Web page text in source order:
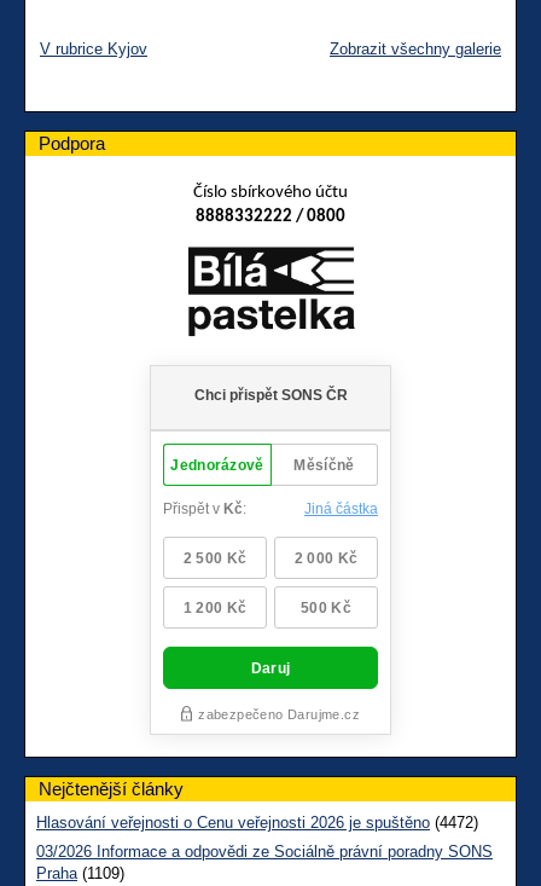
V rubrice Kyjov Zobrazit všechny galerie
Podpora
Číslo sbírkového účtu
8888332222 / 0800
Nejčtenější články
Hlasování veřejnosti o Cenu veřejnosti 2026 je spuštěno (4472)
03/2026 Informace a odpovědi ze Sociálně právní poradny SONS
Praha(1109)